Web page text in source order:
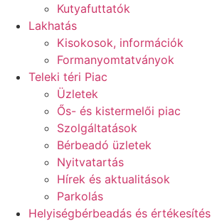
Kutyafuttatók
Lakhatás
Kisokosok, információk
Formanyomtatványok
Teleki téri Piac
Üzletek
Ős- és kistermelői piac
Szolgáltatások
Bérbeadó üzletek
Nyitvatartás
Hírek és aktualitások
Parkolás
Helyiségbérbeadás és értékesítés